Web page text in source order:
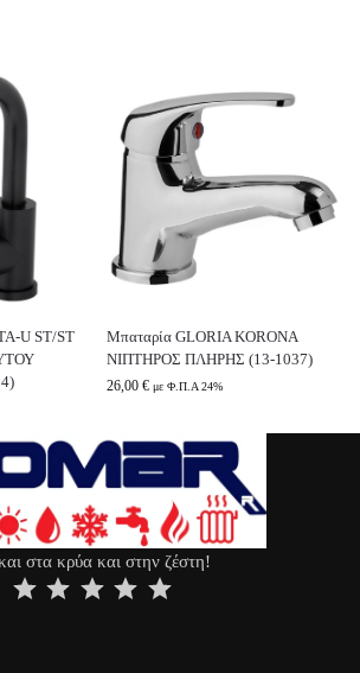
U ST/ST
Μπαταρία GLORIA KORONA
ΝΙΠΤΗΡΟΣ ΠΛΗΡΗΣ (13-1037)
26,00 € με Φ.Π.Α 24%
στα κρύα και στην ζέστη!